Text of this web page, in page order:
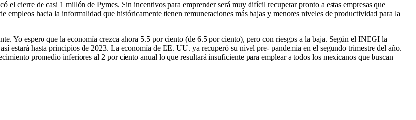
el cierre de casi 1 millón de Pymes. Sin incentivos para emprender será muy difícil recuperar pronto a estas empresas que
empleos hacia la informalidad que históricamente tienen remuneraciones más bajas y menores niveles de productividad para la
Yo espero que la economía crezca ahora 5.5 por ciento (de 6.5 por ciento), pero con riesgos a la baja. Según el INEGI la
estará hasta principios de 2023. La economía de EE. UU. ya recuperó su nivel pre- pandemia en el segundo trimestre del año.
promedio inferiores al 2 por ciento anual lo que resultará insuficiente para emplear a todos los mexicanos que buscan